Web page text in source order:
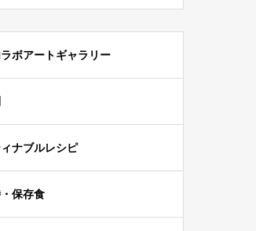
ボアートギャラリー
ナブルレシピ
保存食